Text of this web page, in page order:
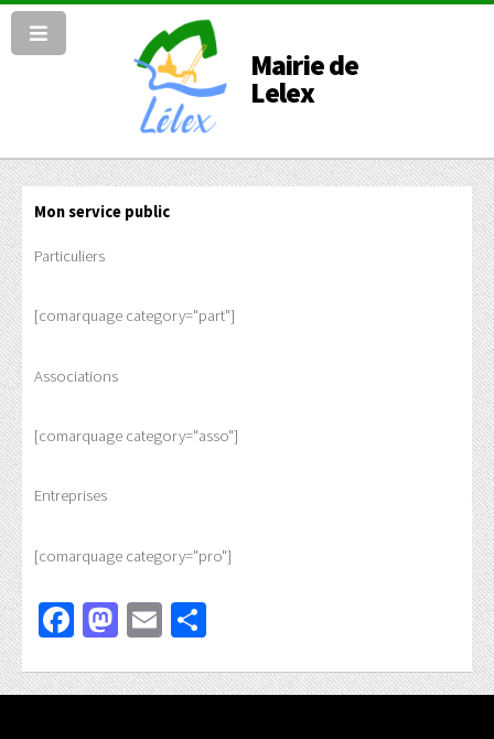
Mairie de
Lelex
Mon service public
Particuliers
[comarquage category="part"]
Associations
[comarquage category="asso"]
Entreprises
[comarquage category="pro"]
Facebook
Mastodon
Email